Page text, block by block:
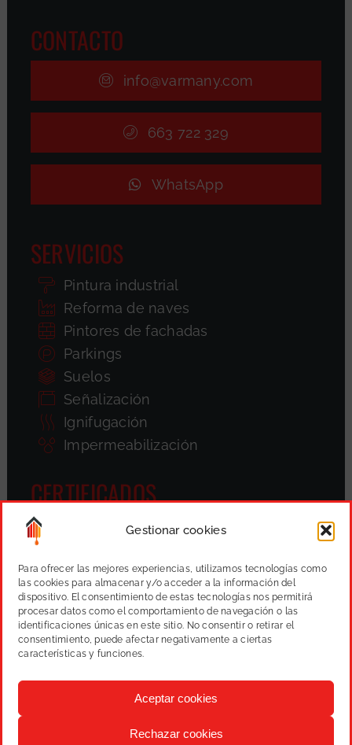
Gestionar cookies
Para ofrecer las mejores experiencias, utilizamos tecnologías como
las cookies para almacenar y/o acceder a la información del
dispositivo. El consentimiento de estas tecnologías nos permitirá
procesar datos como el comportamiento de navegación o las
identificaciones únicas en este sitio. No consentir o retirar el
consentimiento, puede afectar negativamente a ciertas
características y funciones.
Aceptar cookies
Rechazar cookies
CONTACTO
info@varmany.com
663 722 329
WhatsApp
SERVICIOS
Pintura industrial
Reforma de naves
Pintores de fachadas
Parkings
Suelos
Señalización
Ignifugación
Impermeabilización
CERTIFICADOS